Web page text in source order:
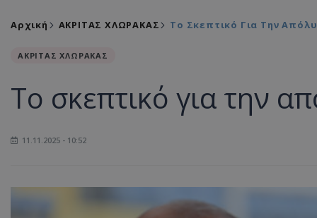
Αρχική ΑΚΡΙΤΑΣ ΧΛΩΡΑΚΑΣ Το Σκεπτικό Για Την
ΑΚΡΙΤΑΣ ΧΛΩΡΑΚΑΣ
Το σκεπτικό για την
11.11.2025 - 10:52